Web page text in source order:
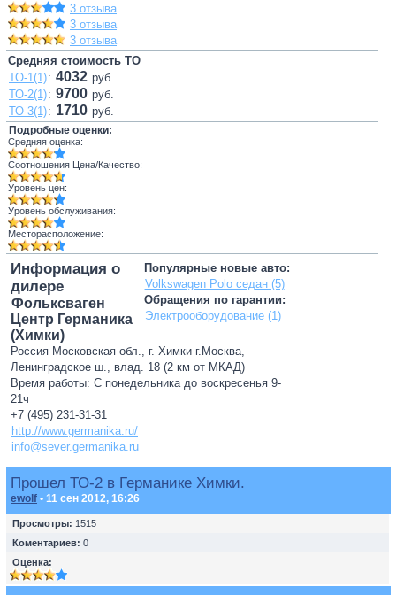
3 отзыва
3 отзыва
3 отзыва
Средняя стоимость ТО
ТО-1(1): 4032 руб.
ТО-2(1): 9700 руб.
ТО-3(1): 1710 руб.
Подробные оценки:
Средняя оценка:
Соотношения Цена/Качество:
Уровень цен:
Уровень обслуживания:
Месторасположение:
Популярные новые авто:
Volkswagen Polo седан (5)
Обращения по гарантии:
Электрооборудование (1)
Информация о
дилере
Фольксваген
Центр Германика
(Химки)
Россия Московская обл., г. Химки г.Москва,
Ленинградское ш., влад. 18 (2 км от МКАД)
Время работы: С понедельника до воскресенья 9-
21ч
+7 (495) 231-31-31
http://www.germanika.ru/
info@sever.germanika.ru
Прошел ТО-2 в Германике Химки.
ewolf • 11 сен 2012, 16:26
Просмотры: 1515
Коментариев: 0
Оценка: